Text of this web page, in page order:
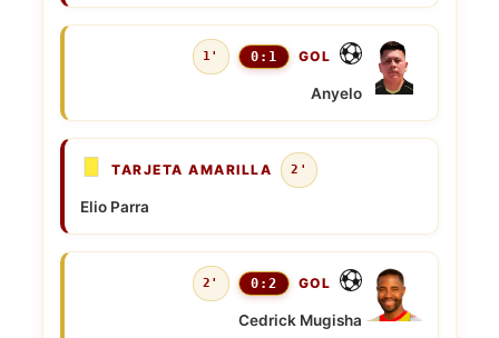
1' 0:1 GOL
Anyelo
TARJETA AMARILLA 2'
Elio Parra
2' 0:2 GOL
Cedrick Mugisha